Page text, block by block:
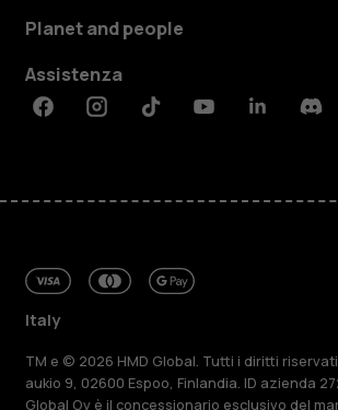
Planet and people
Assistenza
FacebookInstagramTiktokYoutubeLinkedin
Italy
TM e © 2026 HMD Global. Tutti i diritti
aukio 9, 02600 Espoo, Finlandia. ID azienda
Global Oy è il concessionario esclusivo del